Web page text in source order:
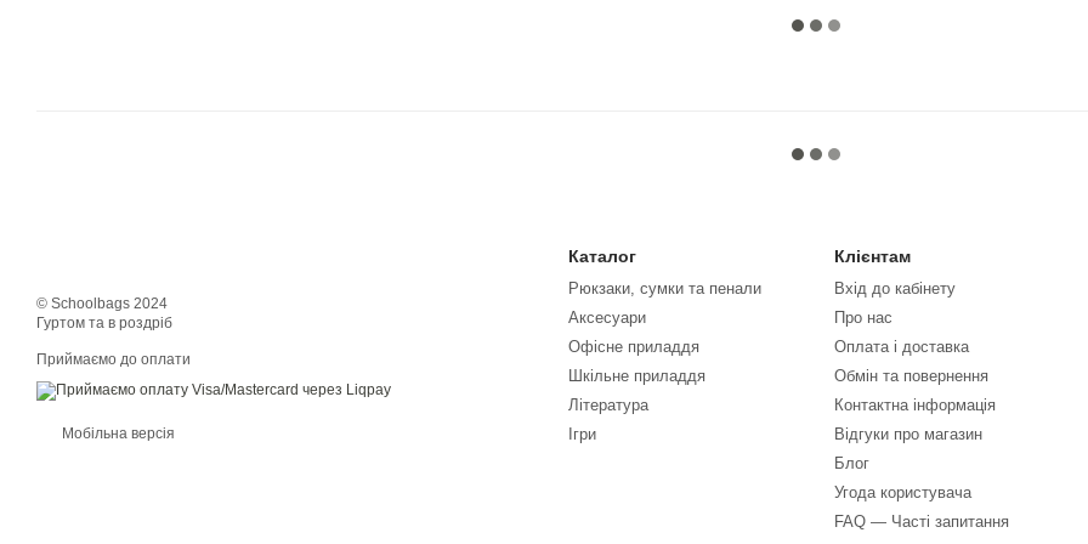
© Schoolbags 2024
Гуртом та в роздріб
Приймаємо до оплати
Мобільна версія
Каталог
Рюкзаки, сумки та пенали
Аксесуари
Офісне приладдя
Шкільне приладдя
Література
Ігри
Клієнтам
Вхід до кабінету
Про нас
Оплата і доставка
Обмін та повернення
Контактна інформація
Відгуки про магазин
Блог
Угода користувача
FAQ — Часті запитання